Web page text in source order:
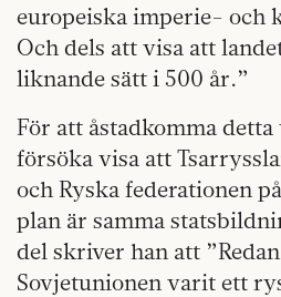
europeiska imperie- och
Och dels att visa att
liknande sätt i 500 år.”
För att åstadkomma
försöka visa att
och Ryska federationen
plan är samma
del skriver han att
Sovjetunionen varit ett